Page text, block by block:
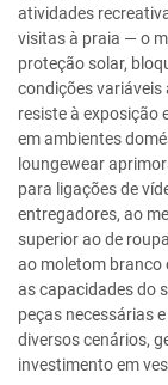
atividades
visitas à praia — o
proteção solar,
condições variáveis
resiste à exposição
em ambientes
loungewear
para ligações de
entregadores, ao
superior ao de
ao moletom branco
as capacidades do
peças necessárias
diversos cenários,
investimento em